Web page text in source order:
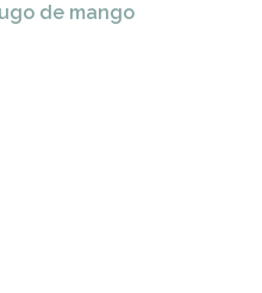
de mango